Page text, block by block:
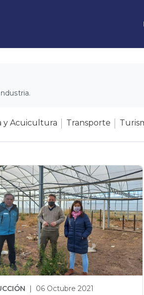
y Acuicultura Transporte
| 06 Octubre 2021